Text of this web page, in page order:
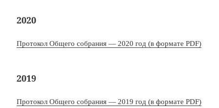
2020
Протокол Общего собрания — 2020 год (в формате PDF)
2019
Протокол Общего собрания — 2019 год (в формате PDF)